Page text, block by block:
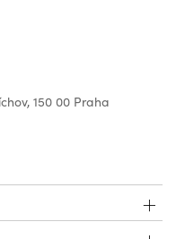
150 00 Praha